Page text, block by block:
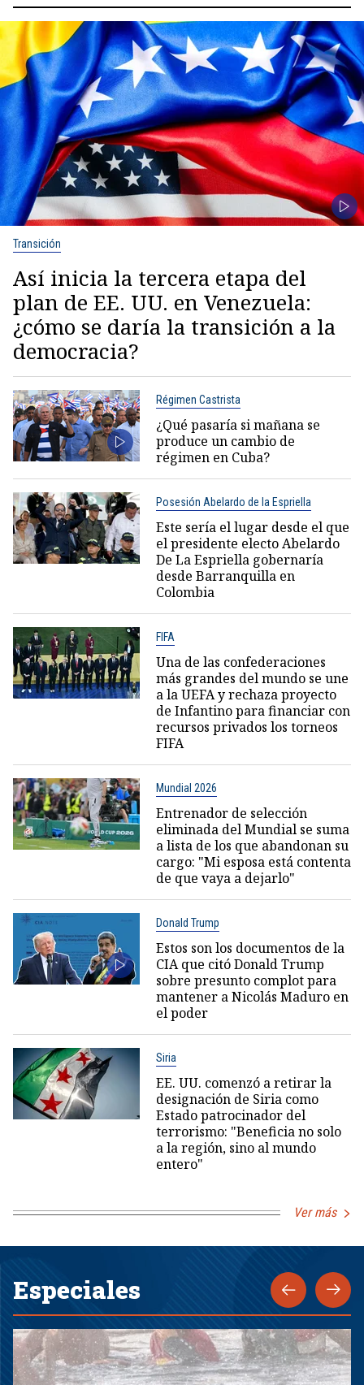
Transición
Así inicia la tercera etapa del
plan de EE. UU. en Venezuela:
¿cómo se daría la transición a la
democracia?
Régimen Castrista
¿Qué pasaría si mañana se
produce un cambio de
régimen en Cuba?
Posesión Abelardo de la Espriella
Este sería el lugar desde el que
el presidente electo Abelardo
De La Espriella gobernaría
desde Barranquilla en
Colombia
FIFA
Una de las confederaciones
más grandes del mundo se une
a la UEFA y rechaza proyecto
de Infantino para financiar con
recursos privados los torneos
FIFA
Mundial 2026
Entrenador de selección
eliminada del Mundial se suma
a lista de los que abandonan su
cargo: "Mi esposa está contenta
de que vaya a dejarlo"
Donald Trump
Estos son los documentos de la
CIA que citó Donald Trump
sobre presunto complot para
mantener a Nicolás Maduro en
el poder
Siria
EE. UU. comenzó a retirar la
designación de Siria como
Estado patrocinador del
terrorismo: "Beneficia no solo
a la región, sino al mundo
entero"
Ver más
Especiales